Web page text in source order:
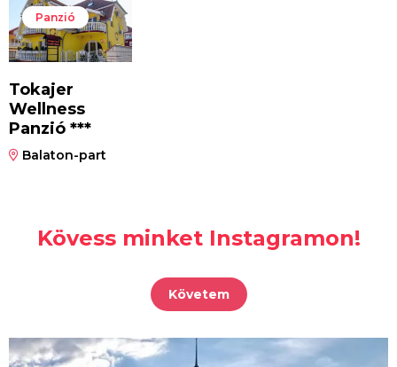
Panzió
Tokajer
Wellness
Panzió ***
Balaton-part
Kövess minket Instagramon!
Követem